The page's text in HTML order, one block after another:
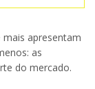
apresentam
as
do mercado.